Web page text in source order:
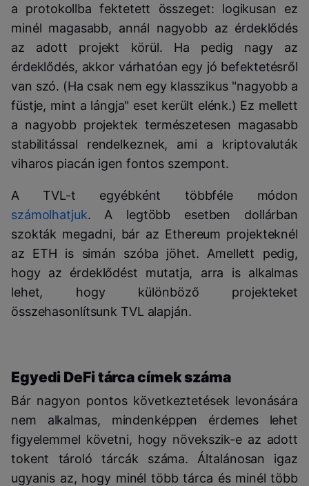
a protokollba fektetett összeget: logikusan ez
minél magasabb, annál nagyobb az érdeklődés
az adott projekt körül. Ha pedig nagy az
érdeklődés, akkor várhatóan egy jó befektetésről
van szó. (Ha csak nem egy klasszikus "nagyobb a
füstje, mint a lángja" eset került elénk.) Ez mellett
a nagyobb projektek természetesen magasabb
stabilitással rendelkeznek, ami a kriptovaluták
viharos piacán igen fontos szempont.
A TVL-t egyébként többféle módon
számolhatjuk. A legtöbb esetben dollárban
szokták megadni, bár az Ethereum projekteknél
az ETH is simán szóba jöhet. Amellett pedig,
hogy az érdeklődést mutatja, arra is alkalmas
lehet, hogy különböző projekteket
összehasonlítsunk TVL alapján.
Egyedi DeFi tárca címek száma
Bár nagyon pontos következtetések levonására
nem alkalmas, mindenképpen érdemes lehet
figyelemmel követni, hogy növekszik-e az adott
tokent tároló tárcák száma. Általánosan igaz
ugyanis az, hogy minél több tárca és minél több